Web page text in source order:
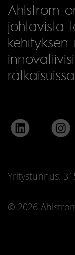
Ahlstrom
johtavista
kehityksen
ratkaisuissa.
Yritystunnus:
© 2026